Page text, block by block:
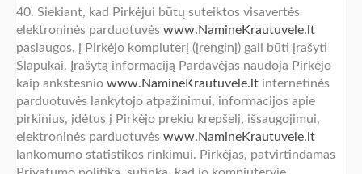
40. Siekiant, kad Pirkėjui būtų suteiktos visavertės
elektroninės parduotuvės www.NamineKrautuvele.lt
paslaugos, į Pirkėjo kompiuterį (įrenginį) gali būti įrašyti
Slapukai. Įrašytą informaciją Pardavėjas naudoja Pirkėjo
kaip ankstesnio www.NamineKrautuvele.lt internetinės
parduotuvės lankytojo atpažinimui, informacijos apie
pirkinius, įdėtus į Pirkėjo prekių krepšelį, išsaugojimui,
elektroninės parduotuvės www.NamineKrautuvele.lt
lankomumo statistikos rinkimui. Pirkėjas, patvirtindamas